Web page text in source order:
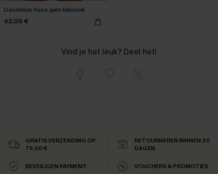
Dandelion Haze gele bikiniset
43,00 €
Vind je het leuk? Deel het!
GRATIS VERZENDING OP
79,00 €
RETOURNEREN BINNEN 30
DAGEN
BEVEILIGEN PAYMEMT VOUCHERS & PROMOTIES